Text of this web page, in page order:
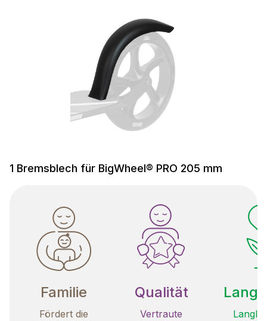
1 Bremsblech für BigWheel® PRO 205 mm
Familie
Fördert die
Qualität
Vertraute